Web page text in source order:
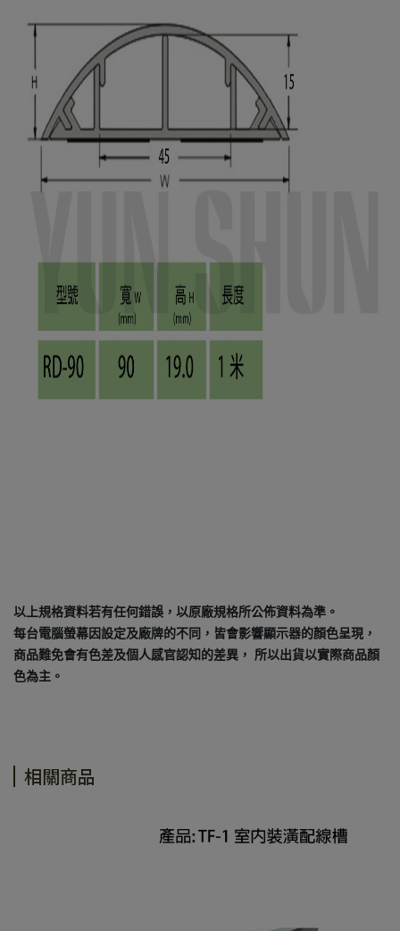
以上規格資料若有任何錯誤，以原廠規格所公佈資料為準。
每台電腦螢幕因設定及廠牌的不同，皆會影響顯示器的顏色呈現，
商品難免會有色差及個人感官認知的差異， 所以出貨以實際商品顏
色為主。
相關商品